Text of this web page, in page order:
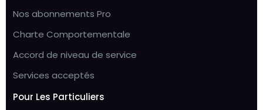
Nos abonnements Pro
Charte Comportementale
Accord de niveau de service
Services acceptés
Pour Les Particuliers